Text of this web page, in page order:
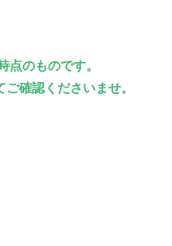
のものです。
確認くださいませ。